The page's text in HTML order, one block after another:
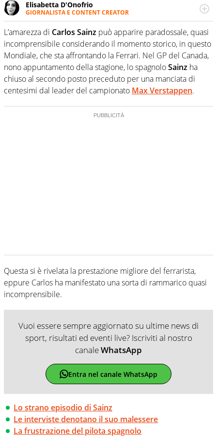
Elisabetta D'Onofrio
GIORNALISTA E CONTENT CREATOR
Giornalista professionista dal 2007, scrive per curiosità
personale e necessità: soprattutto di calcio, di sport e dei
suoi protagonisti, concedendosi innocenti evasioni
nell'ambito della creazione di format. Un tempo ala
destra, oggi si sente a suo agio nel ruolo di libero. Cura
una classifica riservata dei migliori 5 calciatori di sempre.
L’amarezza di Carlos Sainz può apparire paradossale, quasi
incomprensibile considerando il momento storico, in questo
Mondiale, che sta affrontando la Ferrari. Nel GP del Canada,
nono appuntamento della stagione, lo spagnoloSainz ha
chiuso al secondo posto preceduto per una manciata di
centesimi dal leader del campionato Max Verstappen.
Questa si è rivelata la prestazione migliore del ferrarista,
eppure Carlos ha manifestato una sorta di rammarico quasi
incomprensibile.
Vuoi essere sempre aggiornato su ultime news di
sport, risultati ed eventi live? Iscriviti al nostro
canaleWhatsApp
Entra nel canale WhatsApp
Lo strano episodio di Sainz
Le interviste denotano il suo malessere
La frustrazione del pilota spagnolo